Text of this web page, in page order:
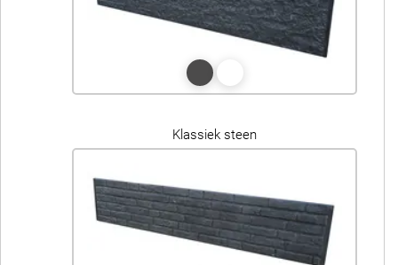
Klassiek steen